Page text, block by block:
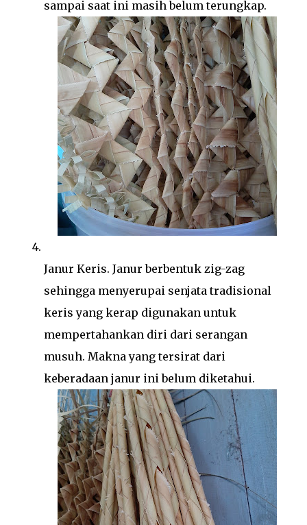
sampai saat ini masih belum terungkap.
Janur Keris. Janur berbentuk zig-zag
sehingga menyerupai senjata tradisional
keris yang kerap digunakan untuk
mempertahankan diri dari serangan
musuh. Makna yang tersirat dari
keberadaan janur ini belum diketahui.